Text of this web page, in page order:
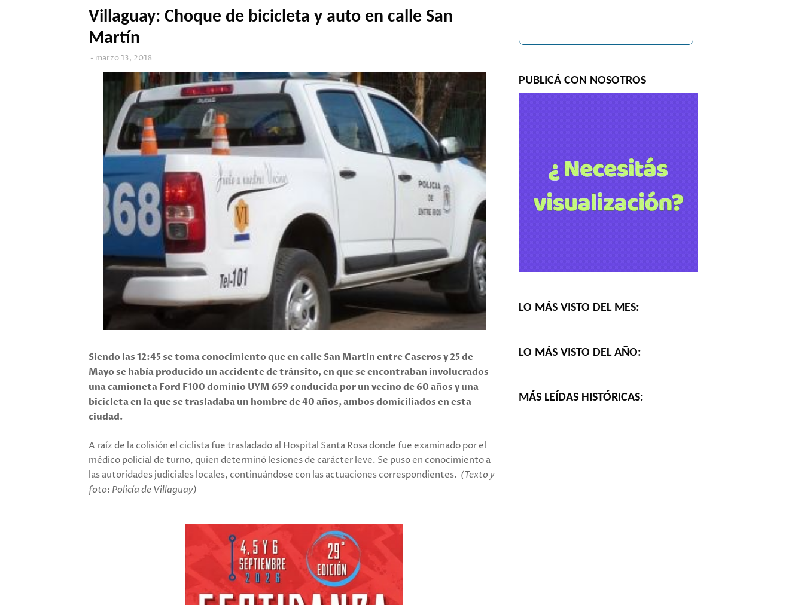
Villaguay: Choque de bicicleta y auto en calle San
Martín
marzo 13, 2018
Siendo las 12:45 se toma conocimiento que en calle San Martín entre Caseros y 25 de
Mayo se había producido un accidente de tránsito, en que se encontraban involucrados
una camioneta Ford F100 dominio UYM 659 conducida por un vecino de 60 años y una
bicicleta en la que se trasladaba un hombre de 40 años, ambos domiciliados en esta
ciudad.
A raíz de la colisión el ciclista fue trasladado al Hospital Santa Rosa donde fue examinado por el
médico policial de turno, quien determinó lesiones de carácter leve. Se puso en conocimiento a
las autoridades judiciales locales, continuándose con las actuaciones correspondientes. (Texto y
foto: Policía de Villaguay)
PUBLICÁ CON NOSOTROS
LO MÁS VISTO DEL MES:
LO MÁS VISTO DEL AÑO:
MÁS LEÍDAS HISTÓRICAS: